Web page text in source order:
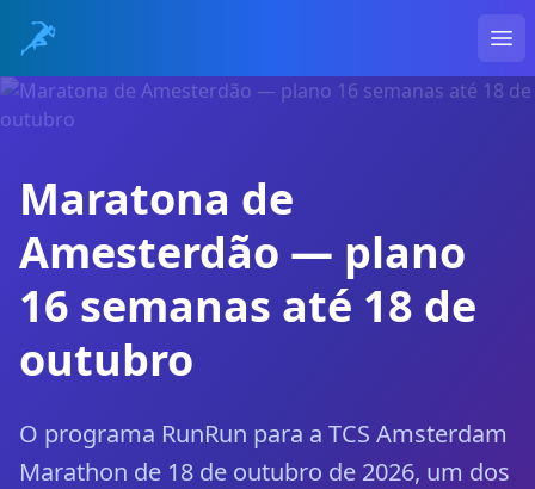
Maratona de
Amesterdão — plano
16 semanas até 18 de
outubro
O programa RunRun para a TCS Amsterdam
Marathon de 18 de outubro de 2026, um dos